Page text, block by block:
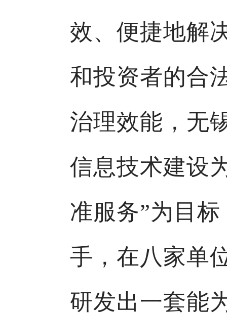
效、便捷地解
和投资者的合
治理效能，无
信息技术建设
准服务”为目
手，在八家单
研发出一套能